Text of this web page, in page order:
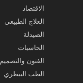
الاقتصاد
العلاج الطبيعي
الصيدلة
الحاسبات
الفنون والتصميم
الطب البيطري